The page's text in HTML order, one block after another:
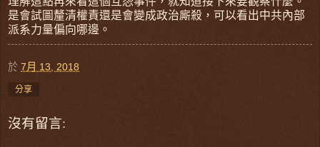
是會試圖釐清權責還是會變成政治廝殺，可以看出中共內部
派系力量偏向哪邊。
於 7月 13, 2018
分享
沒有留言: